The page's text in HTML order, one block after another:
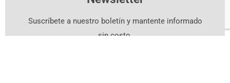
Suscríbete a nuestro boletín y mantente informado
sin costo.